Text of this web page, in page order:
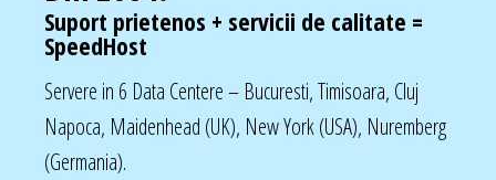
Suport prietenos + servicii de calitate =
SpeedHost
Servere in 6 Data Centere – Bucuresti, Timisoara, Cluj
Napoca, Maidenhead (UK), New York (USA), Nuremberg
(Germania).